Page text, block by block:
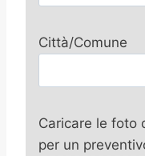
Città/Comune
Caricare le foto
per un